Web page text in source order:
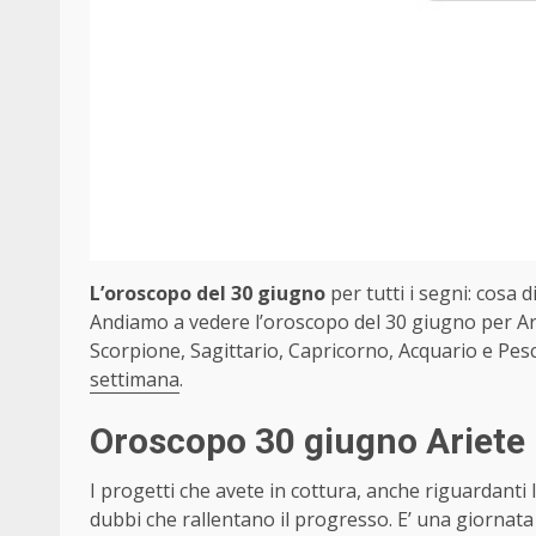
L’oroscopo del 30 giugno per tutti i segni: cosa
Andiamo a vedere l’oroscopo del 30 giugno per
Scorpione, Sagittario, Capricorno, Acquario e
settimana.
Oroscopo 30 giugno Ariete
I progetti che avete in cottura, anche riguardanti
dubbi che rallentano il progresso. E’ una